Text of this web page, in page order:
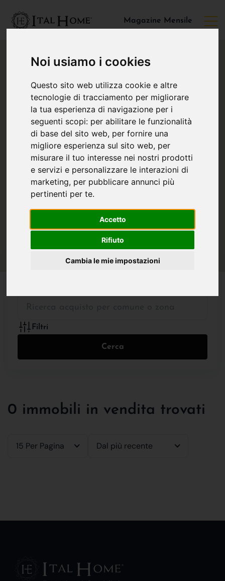
Noi usiamo i cookies
Questo sito web utilizza cookie e altre
tecnologie di tracciamento per migliorare
la tua esperienza di navigazione per i
seguenti scopi: per abilitare le funzionalità
di base del sito web, per fornire una
migliore esperienza sul sito web, per
misurare il tuo interesse nei nostri prodotti
e servizi e personalizzare le interazioni di
marketing, per pubblicare annunci più
pertinenti per te.
Accetto
Rifiuto
Cambia le mie impostazioni
Magazine Mensile
Filtri
Cerca
0 immobili in vendita trovati
15 Per Pagina Dal più recente